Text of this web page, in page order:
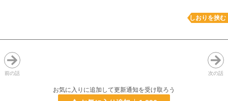
しおりを挟む
前の話 次の話
お気に入りに追加して更新通知を受け取ろう